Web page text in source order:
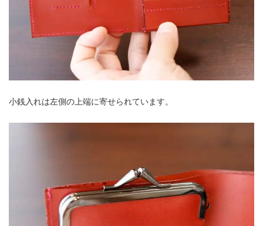
小銭入れは左側の上端に寄せられています。